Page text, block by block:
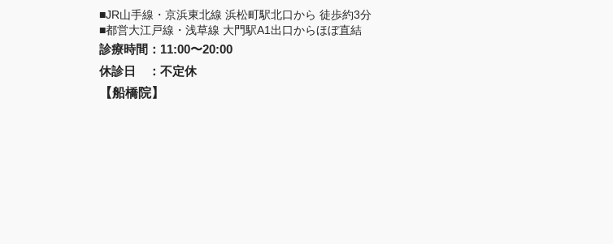
■JR山手線・京浜東北線 浜松町駅北口から 徒歩約3分
■都営大江戸線・浅草線 大門駅A1出口からほぼ直結
診療時間 ： 11:00〜20:00
休診日
： 不定休
【船橋院】